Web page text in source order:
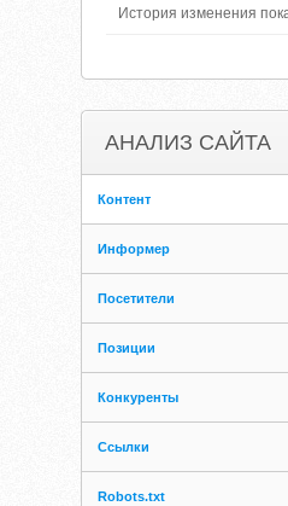
История изменения
АНАЛИЗ САЙТА
Контент
Информер
Посетители
Позиции
Конкуренты
Ссылки
Robots.txt